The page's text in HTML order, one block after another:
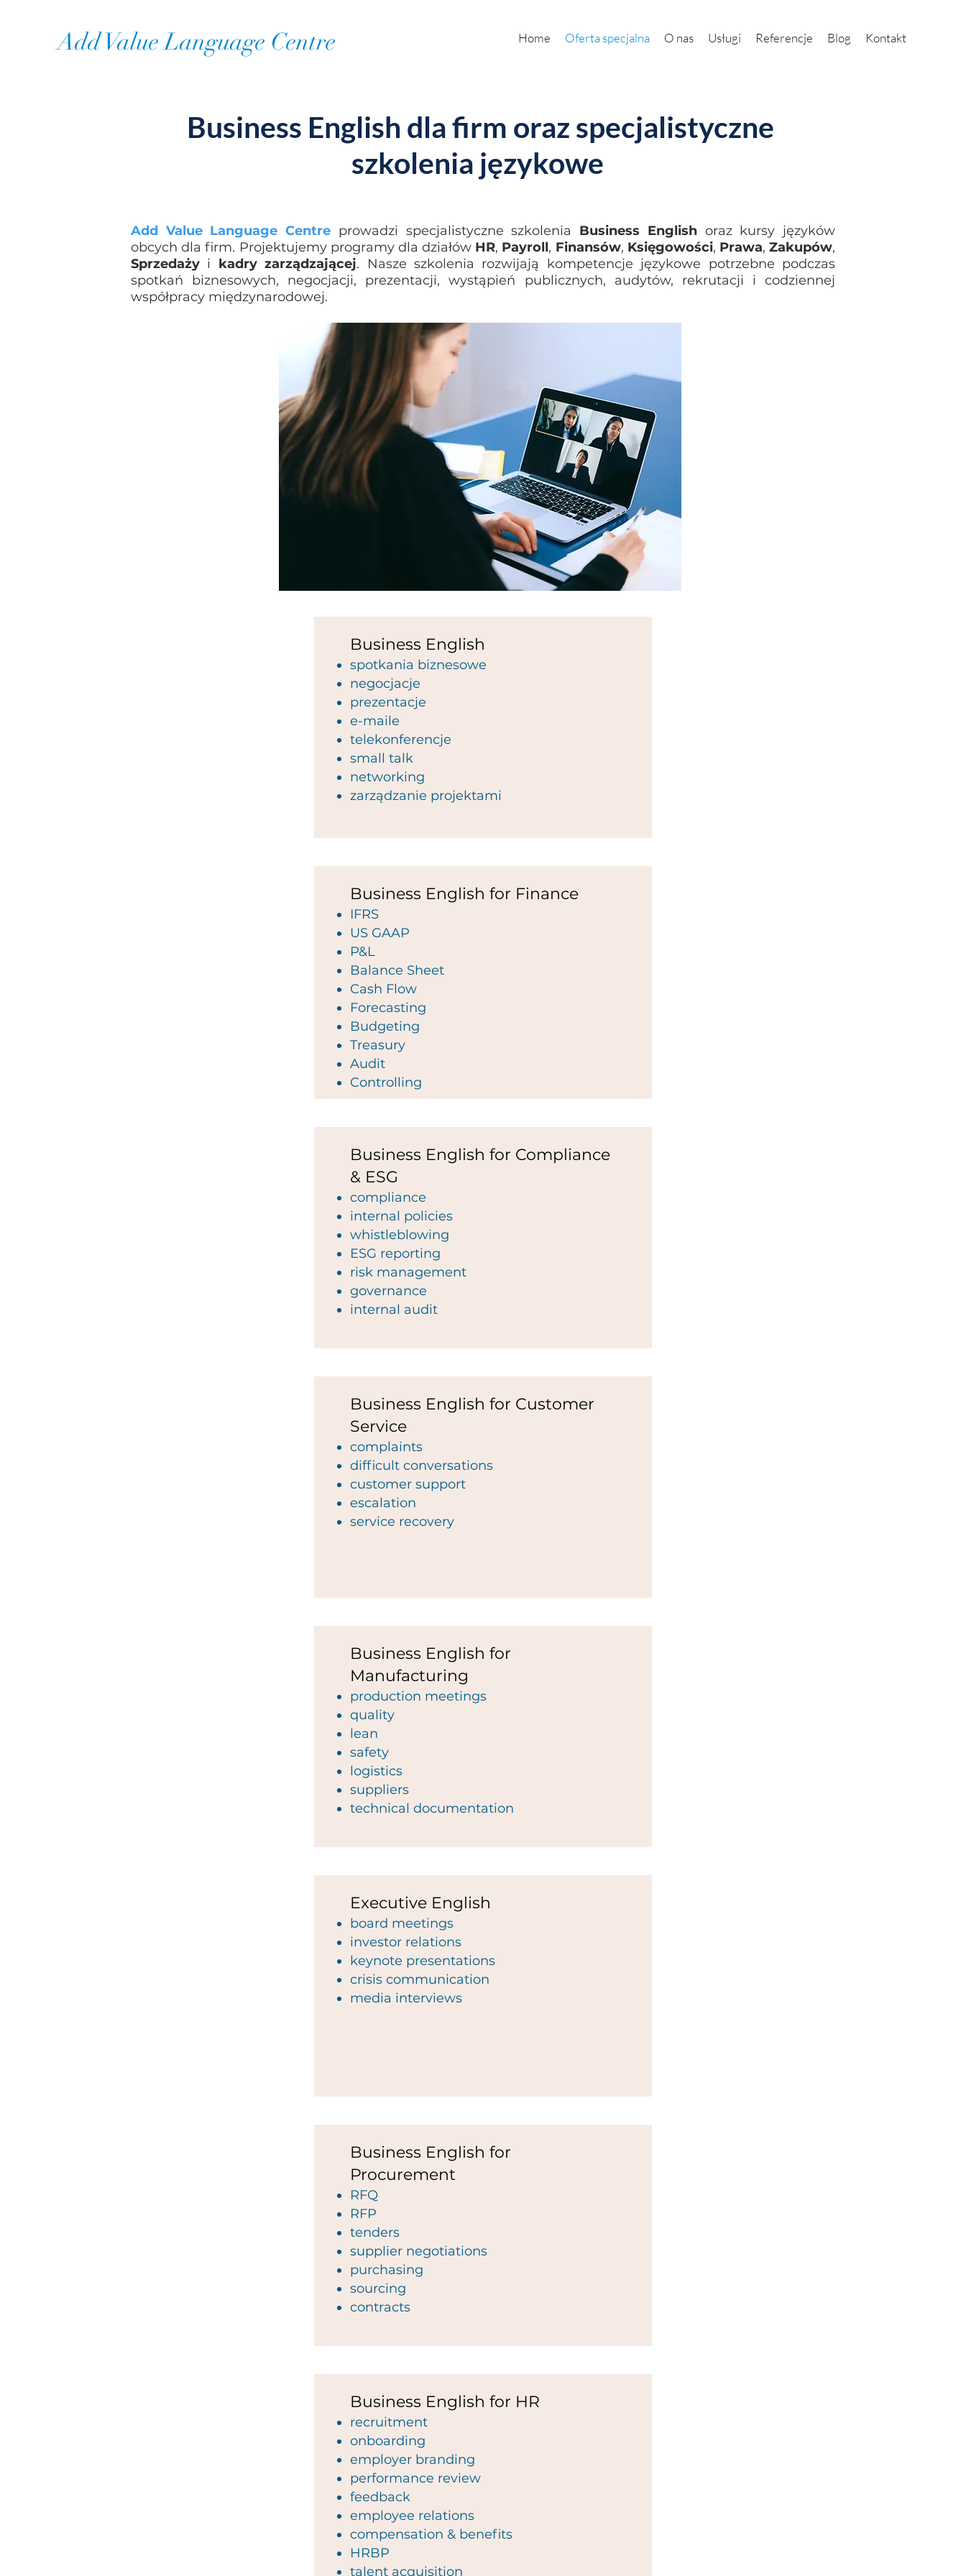
Add Value Language Centre Home Oferta specjalna O nas Usługi Referencje Blog Kontakt
Business English dla firm oraz specjalistyczne
szkolenia językowe
Add Value Language Centre prowadzi specjalistyczne szkolenia Business Englishoraz kursy języków
obcych dla firm. Projektujemy programy dla działów HR, Payroll, Finansów, Księgowości, Prawa,Zakupów,
Sprzedaży i kadry zarządzającej. Nasze szkolenia rozwijają kompetencje językowe potrzebne podczas
spotkań biznesowych, negocjacji, prezentacji, wystąpień publicznych, audytów, rekrutacji i codziennej
współpracy międzynarodowej.
Business English
spotkania biznesowe
negocjacje
prezentacje
e-maile
telekonferencje
small talk
networking
zarządzanie projektami
Business English for Finance
IFRS
US GAAP
P&L
Balance Sheet
Cash Flow
Forecasting
Budgeting
Treasury
Audit
Controlling
Business English for Compliance
& ESG
compliance
internal policies
whistleblowing
ESG reporting
risk management
governance
internal audit
Business English for Customer
Service
complaints
difficult conversations
customer support
escalation
service recovery
Business English for
Manufacturing
production meetings
quality
lean
safety
logistics
suppliers
technical documentation
Executive English
board meetings
investor relations
keynote presentations
crisis communication
media interviews
Business English for
Procurement
RFQ
RFP
tenders
supplier negotiations
purchasing
sourcing
contracts
Business English for HR
recruitment
onboarding
employer branding
performance review
feedback
employee relations
compensation & benefits
HRBP
talent acquisition